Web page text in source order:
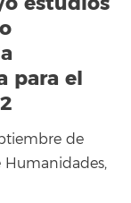
para el
de